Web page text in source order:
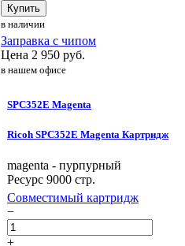
Купить
в наличии
Заправка с чипом
Цена 2 950 руб.
в нашем офисе
SPC352E Magenta
Ricoh SPC352E Magenta Картридж
magenta - пурпурный
Ресурс 9000 стр.
Совместимый картридж
−
+